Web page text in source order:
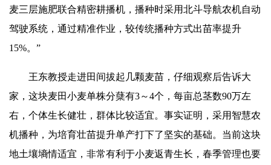
麦三层施肥联合精密耕播机，播种时采用北斗导航农机自动
驾驶系统，通过精准作业，较传统播种方式出苗率提升
15%。”
王东教授走进田间拔起几颗麦苗，仔细观察后告诉大
家，这块麦田小麦单株分蘖有3～4个，每亩总茎数90万左
右，个体生长健壮，群体比较适宜。事实证明，采用智慧农
机播种，为培育壮苗提升单产打下了坚实的基础。当前这块
地土壤墒情适宜，非常有利于小麦返青生长，春季管理也要